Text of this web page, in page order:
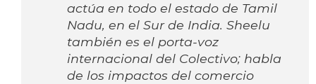
actúa en todo el estado de Tamil
Nadu, en el Sur de India. Sheelu
también es el porta-voz
internacional del Colectivo; habla
de los impactos del comercio